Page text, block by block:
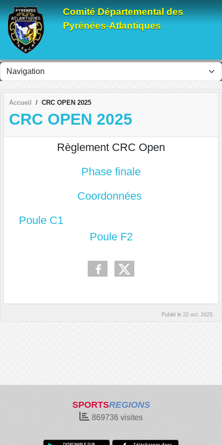
Comité Départemental des
Pyrénées-Atlantiques
Accueil CRC OPEN 2025
CRC OPEN 2025
Règlement CRC Open
Phase finale
Coordonnées
Poule C1
Poule F2
Publié le 22 oct. 2025
SPORTSREGIONS
869736 visites
Panneau de gestion des cookies